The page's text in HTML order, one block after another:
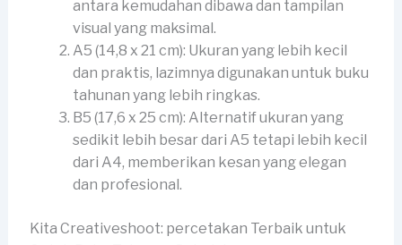
antara kemudahan dibawa dan tampilan
visual yang maksimal.
A5 (14,8 x 21 cm): Ukuran yang lebih kecil
dan praktis, lazimnya digunakan untuk buku
tahunan yang lebih ringkas.
B5 (17,6 x 25 cm): Alternatif ukuran yang
sedikit lebih besar dari A5 tetapi lebih kecil
dari A4, memberikan kesan yang elegan
dan profesional.
Kita Creativeshoot: percetakan Terbaik untuk